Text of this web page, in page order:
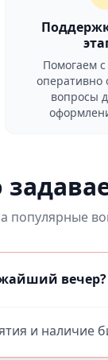
Помогаем
оперативно
вопросы
популярные
вечер?
и наличие